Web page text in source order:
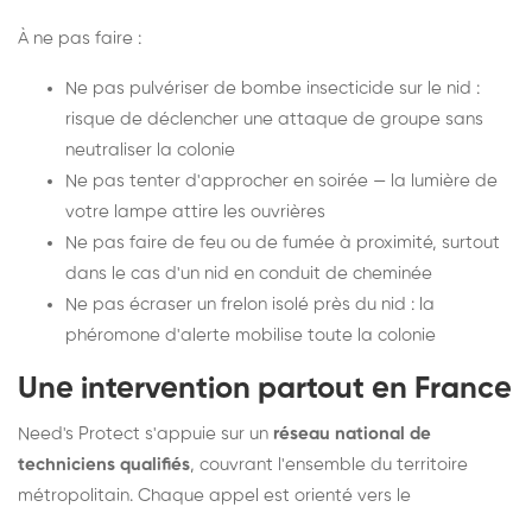
À ne pas faire :
Ne pas pulvériser de bombe insecticide sur le nid :
risque de déclencher une attaque de groupe sans
neutraliser la colonie
Ne pas tenter d'approcher en soirée — la lumière de
votre lampe attire les ouvrières
Ne pas faire de feu ou de fumée à proximité, surtout
dans le cas d'un nid en conduit de cheminée
Ne pas écraser un frelon isolé près du nid : la
phéromone d'alerte mobilise toute la colonie
Une intervention partout en France
Need's Protect s'appuie sur un réseau national de
techniciens qualifiés, couvrant l'ensemble du territoire
métropolitain. Chaque appel est orienté vers le